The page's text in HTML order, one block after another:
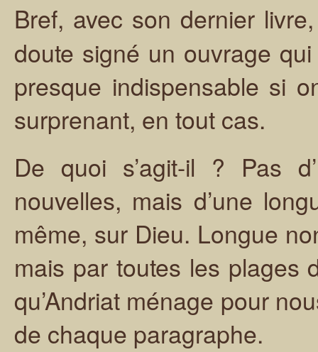
Bref, avec son dernier
doute signé un ouvrage
presque indispensable si
surprenant, en tout cas.
De quoi s’agit-il ? Pas
nouvelles, mais d’une
même, sur Dieu. Longue
mais par toutes les plages
qu’Andriat ménage pour
de chaque paragraphe.